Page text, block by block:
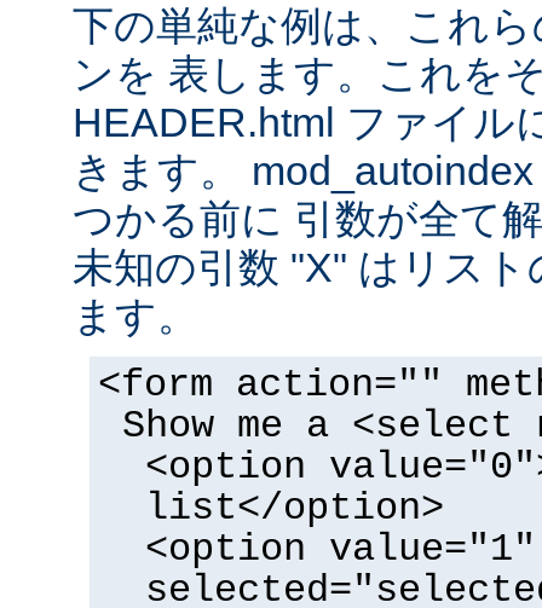
下の単純な例は、これ
ンを 表します。これを
HEADER.html ファイル
きます。
つかる前に 引数が全て
未知の引数 "X" はリス
ます。
<form action=""
Show me a <select
<option
list</option>
<option value="1"